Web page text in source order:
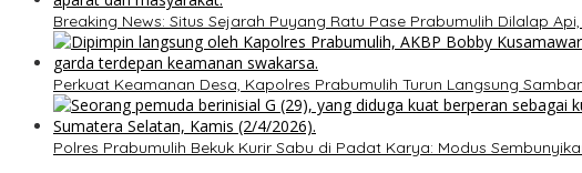
Breaking News: Situs Sejarah Puyang Ratu Pase Prabumulih Dilalap
Perkuat Keamanan Desa, Kapolres Prabumulih Turun Langsung
Polres Prabumulih Bekuk Kurir Sabu di Padat Karya: Modus